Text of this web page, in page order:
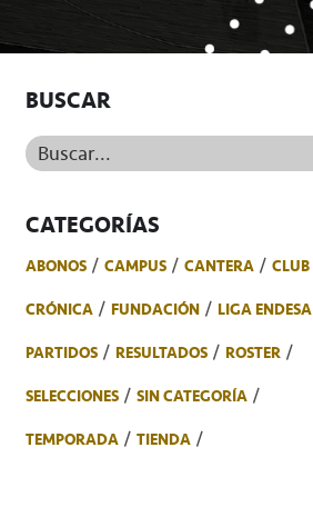
BUSCAR
Buscar...
CATEGORÍAS
ABONOS CAMPUS CANTERA
CLUB
CRÓNICA
FUNDACIÓN
LIGA ENDESA
PARTIDOS
RESULTADOS
ROSTER
SELECCIONES
SIN CATEGORÍA
TEMPORADA
TIENDA